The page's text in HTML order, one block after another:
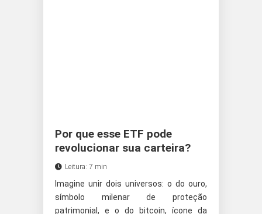
Por que esse ETF pode
revolucionar sua carteira?
Leitura: 7 min
Imagine unir dois universos: o do ouro,
símbolo milenar de proteção
patrimonial, e o do bitcoin, ícone da